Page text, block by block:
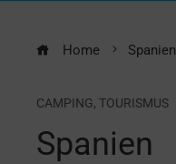
Home Spanien
CAMPING, TOURISMUS
Spanien